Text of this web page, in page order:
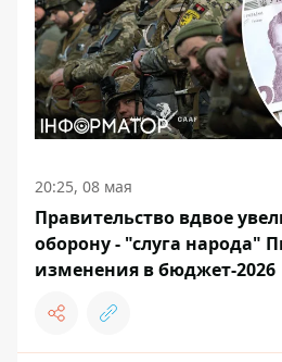
20:25, 08 мая
Правительство вдвое
оборону - "слуга народа"
изменения в бюджет-2026